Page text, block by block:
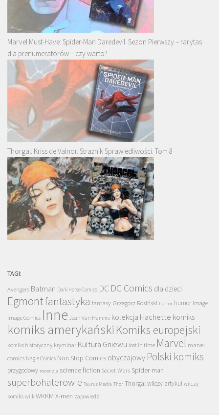
Marvel Must-Have: Spider-Man Daredevil. Sezon Pierwszy – rarytas
dla prenumeratorów – czy warto?
Thorgal. Kriss de Valnor. Strażnik Sprawiedliwości. Tom 8
TAGI:
Avengers Batman Dark Horse Comics DC DC Comics dla dzieci
Egmontfantastyka fantasy Grzegorz Rosiński horror humor Image
Image Comics Inne Jean Van Hamme kolekcja Hachette komiks
komiks amerykański Komiks europejski
komiks historyczny kryminał Kultura Gniewu lost in time Marvel marvel
comics Nagle Comics Non Stop Comics obyczajowy Polski komiks
przygodowy recenzja science fiction Secret Wars Spider-man
superbohaterowie Taurus Media Thor Thorgalwilczy artykuł wilczy
komiks wilk WKKM X-men zapowiedzi